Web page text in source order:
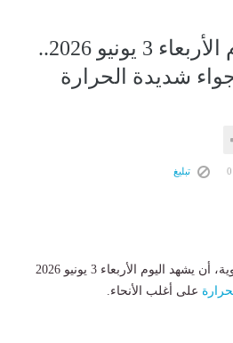
حالة الطقس اليوم الأربعاء 3 يونيو 2026..
شديدة الحرارة
تبليغ
تتوقع الهيئة العامة للأرصاد الجوية، أن يشهد اليوم الأربعاء 3 يونيو 2026
على أغلب الأنحاء.